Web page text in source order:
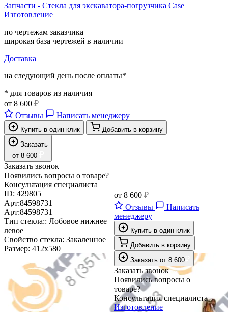
Запчасти - Стекла для экскаватора-погрузчика Case
Изготовление
по чертежам заказчика
широкая база чертежей в наличии
Доставка
на следующий день после оплаты*
* для товаров из наличия
от 8 600 ₽
Отзывы
Написать менеджеру
Купить в один клик
Добавить в корзину
Заказать
от 8 600
Заказать звонок
Появились вопросы о товаре?
Консультация специалиста
ID: 429805
Арт:84598731
Арт:84598731
Тип стекла:: Лобовое нижнее
левое
Свойство стекла: Закаленное
Размер: 412х580
от 8 600 ₽
Отзывы
Написать
менеджеру
Купить в один клик
Добавить в корзину
Заказать от 8 600
Заказать звонок
Появились вопросы о
товаре?
Консультация специалиста
Изготовление